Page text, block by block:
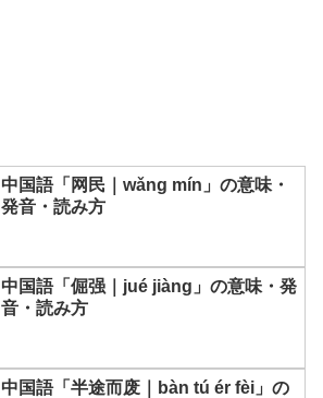
中国語「网民｜wǎng mín」の意味・
発音・読み方
中国語「倔强｜jué jiàng」の意味・発
音・読み方
中国語「半途而废｜bàn tú ér fèi」の